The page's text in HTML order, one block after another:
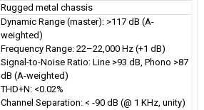
Rugged metal chassis
Dynamic Range (master): >117 dB (A-
weighted)
Frequency Range: 22–22,000 Hz (+1 dB)
Signal-to-Noise Ratio: Line >93 dB, Phono >87
dB (A-weighted)
THD+N: <0.02%
Channel Separation: < -90 dB (@ 1 KHz, unity)